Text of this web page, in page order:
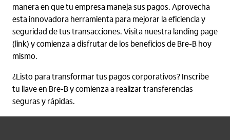
manera en que tu empresa maneja sus pagos. Aprovecha
esta innovadora herramienta para mejorar la eficiencia y
seguridad de tus transacciones. Visita nuestra landing page
(link) y comienza a disfrutar de los beneficios de Bre-B hoy
mismo.
¿Listo para transformar tus pagos corporativos? Inscribe
tu llave en Bre-B y comienza a realizar transferencias
seguras y rápidas.